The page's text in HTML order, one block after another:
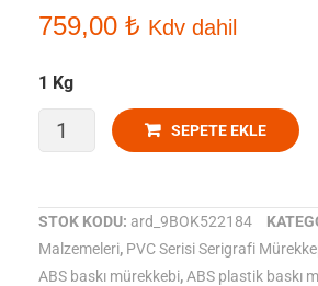
759,00 ₺ Kdv dahil
1 Kg
Ezgi
Serisi
Beyaz
SEPETE EKLE
STOK KODU: ard_9BOK522184
Malzemeleri, PVC Serisi Serigrafi
ABS baskı mürekkebi, ABS plastik baskı